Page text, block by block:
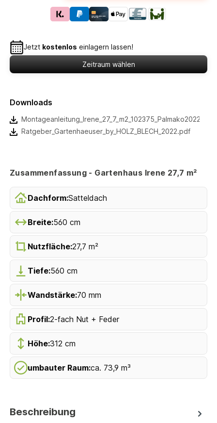
Jetzt kostenlos einlagern lassen!
Zeitraum wählen
Downloads
Montageanleitung_Irene_27_7_m2_102375_Palmako2022.pdf
Ratgeber_Gartenhaeuser_by_HOLZ_BLECH_2022.pdf
Zusammenfassung - Gartenhaus Irene 27,7 m²
Dachform:Satteldach
Breite:560 cm
Nutzfläche:27,7 m²
Tiefe:560 cm
Wandstärke:70 mm
Profil:2-fach Nut + Feder
Höhe:312 cm
umbauter Raum:ca. 73,9 m³
Beschreibung